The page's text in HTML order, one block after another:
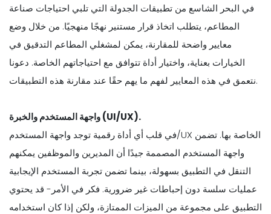
في البحر الشاسع من تطبيقات الجدولة التي تلبي احتياجات صناعة
المطاعم، يتطلب اتخاذ قرار مستنير نهجًا منهجيًا. من خلال وضع
معايير واضحة للمقارنة، يمكن لمشغلي المطاعم التدقيق في
الخيارات بعناية، واختيار أداة تتوافق مع احتياجاتهم الخاصة. دعونا
نتعمق في هذه المعايير لفهم ما يهم حقًا عند مقارنة هذه التطبيقات.
واجهة المستخدم والخبرة (UI/UX).
في قلب أي أداة رقمية توجد واجهة المستخدم/UX الخاصة بها. تضمن
واجهة المستخدم المصممة جيدًا أن المديرين والموظفين يمكنهم
التنقل في التطبيق بسهولة، بينما تضمن تجربة المستخدم الإيجابية
عمليات سلسة دون إحباطات غير ضرورية. فكر في الأمر- قد يحتوي
التطبيق على مجموعة من الميزات الممتازة، ولكن إذا كان استخدامه